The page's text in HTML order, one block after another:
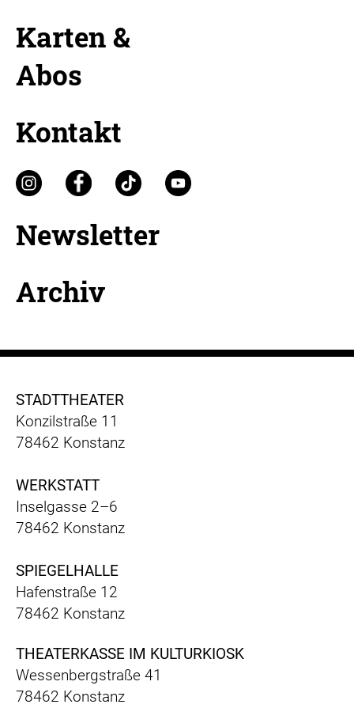
Karten &
Abos
Kontakt
Newsletter
Archiv
STADTTHEATER
Konzilstraße 11
78462 Konstanz
WERKSTATT
Inselgasse 2–6
78462 Konstanz
SPIEGELHALLE
Hafenstraße 12
78462 Konstanz
THEATERKASSE IM KULTURKIOSK
Wessenbergstraße 41
78462 Konstanz